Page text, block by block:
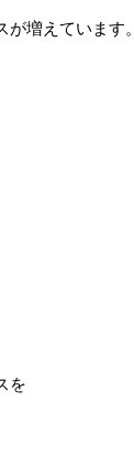
が増えています。
を